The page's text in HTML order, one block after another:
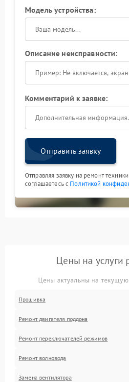
Модель устройства:
Описание неисправности:
Комментарий к заявке:
Отправить заявку
Отправляя заявку на ремонт
соглашаетесь с Политикой
Цены на услуги
Цены актуальны на
Прошивка
Ремонт двигателя поддона
Ремонт переключателей режимов
Ремонт волновода
Замена вентилятора